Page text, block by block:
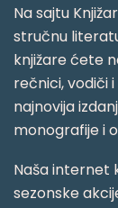
Na sajtu
stručnu
knjižare ćete
rečnici, vodiči
najnovija
monografije i
Naša internet
sezonske